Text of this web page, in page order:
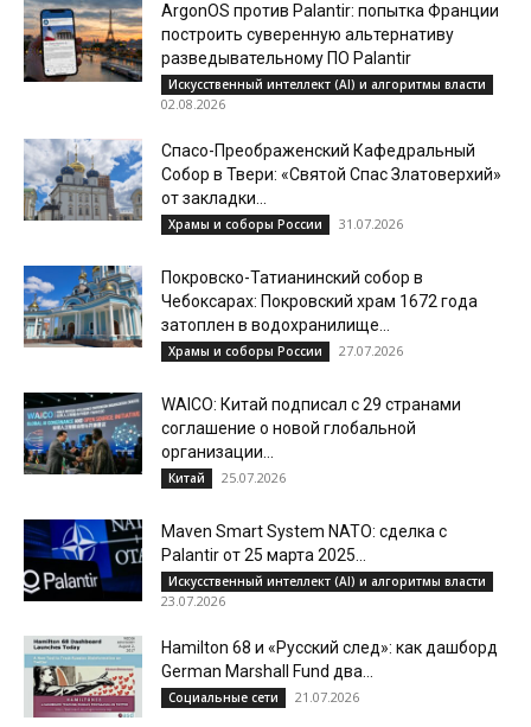
ArgonOS против Palantir: попытка Франции
построить суверенную альтернативу
разведывательному ПО Palantir
Искусственный интеллект (AI) и алгоритмы власти
02.08.2026
Спасо-Преображенский Кафедральный
Собор в Твери: «Святой Спас Златоверхий»
от закладки...
Храмы и соборы России 31.07.2026
Покровско-Татианинский собор в
Чебоксарах: Покровский храм 1672 года
затоплен в водохранилище...
Храмы и соборы России 27.07.2026
WAICO: Китай подписал с 29 странами
соглашение о новой глобальной
организации...
Китай 25.07.2026
Maven Smart System NATO: сделка с
Palantir от 25 марта 2025...
Искусственный интеллект (AI) и алгоритмы власти
23.07.2026
Hamilton 68 и «Русский след»: как дашборд
German Marshall Fund два...
Социальные сети 21.07.2026